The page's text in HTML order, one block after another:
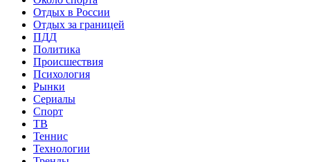
Отдых в России
Отдых за границей
ПДД
Политика
Происшествия
Психология
Рынки
Сериалы
Спорт
ТВ
Теннис
Технологии